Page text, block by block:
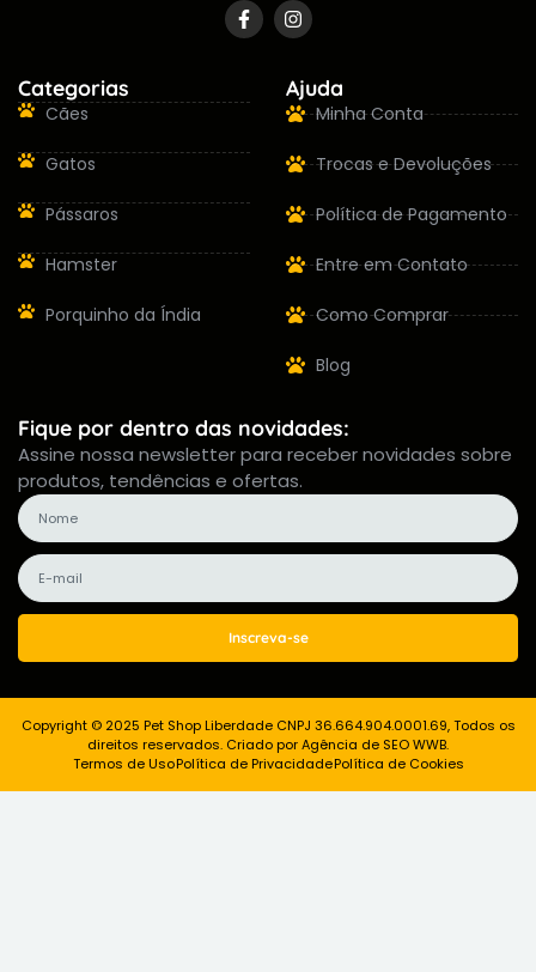
Categorias
Cães
Gatos
Pássaros
Hamster
Porquinho da Índia
Ajuda
Minha Conta
Trocas e Devoluções
Política de Pagamento
Entre em Contato
Como Comprar
Blog
Fique por dentro das novidades:
Assine nossa newsletter para receber novidades sobre
produtos, tendências e ofertas.
Inscreva-se
Copyright © 2025 Pet Shop Liberdade CNPJ 36.664.904.0001.69, Todos os
direitos reservados. Criado por Agência de SEO WWB.
Termos de UsoPolítica de PrivacidadePolítica de Cookies